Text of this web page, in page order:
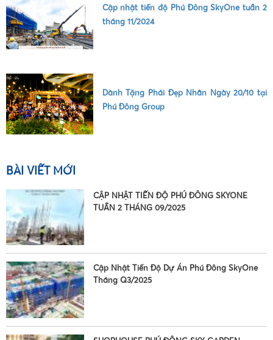
•
•
Cập nhật tiến độ Phú Đông SkyOne tuần 2
tháng 11/2024
Dành Tặng Phái Đẹp Nhân Ngày 20/10 tại
Phú Đông Group
BÀI VIẾT MỚI
CẬP NHẬT TIẾN ĐỘ PHÚ ĐÔNG SKYONE
TUẦN 2 THÁNG 09/2025
Cập Nhật Tiến Độ Dự Án Phú Đông SkyOne
Tháng Q3/2025